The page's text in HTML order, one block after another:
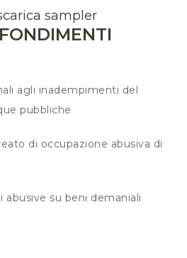
sampler
agli inadempimenti del
pubbliche
di occupazione abusiva di
abusive su beni demaniali